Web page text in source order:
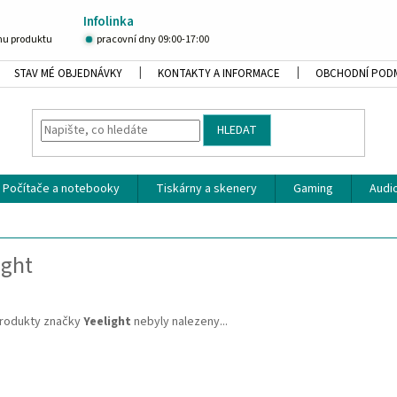
Infolinka
produktu pracovní dny 09:00-17:00
STAV MÉ OBJEDNÁVKY KONTAKTY A INFORMACE OBCHODNÍ
HLEDAT
Počítače a notebooky Tiskárny a skenery Gaming
značkyYeelight nebyly nalezeny...